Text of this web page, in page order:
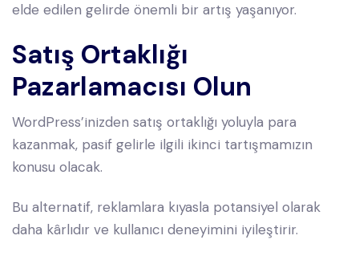
elde edilen gelirde önemli bir artış yaşanıyor.
Satış Ortaklığı
Pazarlamacısı Olun
WordPress’inizden satış ortaklığı yoluyla para
kazanmak, pasif gelirle ilgili ikinci tartışmamızın
konusu olacak.
Bu alternatif, reklamlara kıyasla potansiyel olarak
daha kârlıdır ve kullanıcı deneyimini iyileştirir.